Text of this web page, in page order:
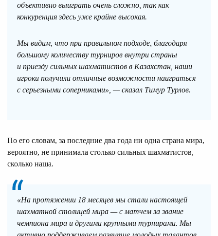
объективно выиграть очень сложно, так как
конкуренция здесь уже крайне высокая.
Мы видим, что при правильном подходе, благодаря
большому количеству турниров внутри страны
и приезду сильных шахматистов в Казахстан, наши
игроки получили отличные возможности наиграться
с серьезными соперниками», — сказал Тимур Турлов.
По его словам, за последние два года ни одна страна мира,
вероятно, не принимала столько сильных шахматистов,
сколько наша.
«На протяжении 18 месяцев мы стали настоящей
шахматной столицей мира — с матчем за звание
чемпиона мира и другими крупными турнирами. Мы